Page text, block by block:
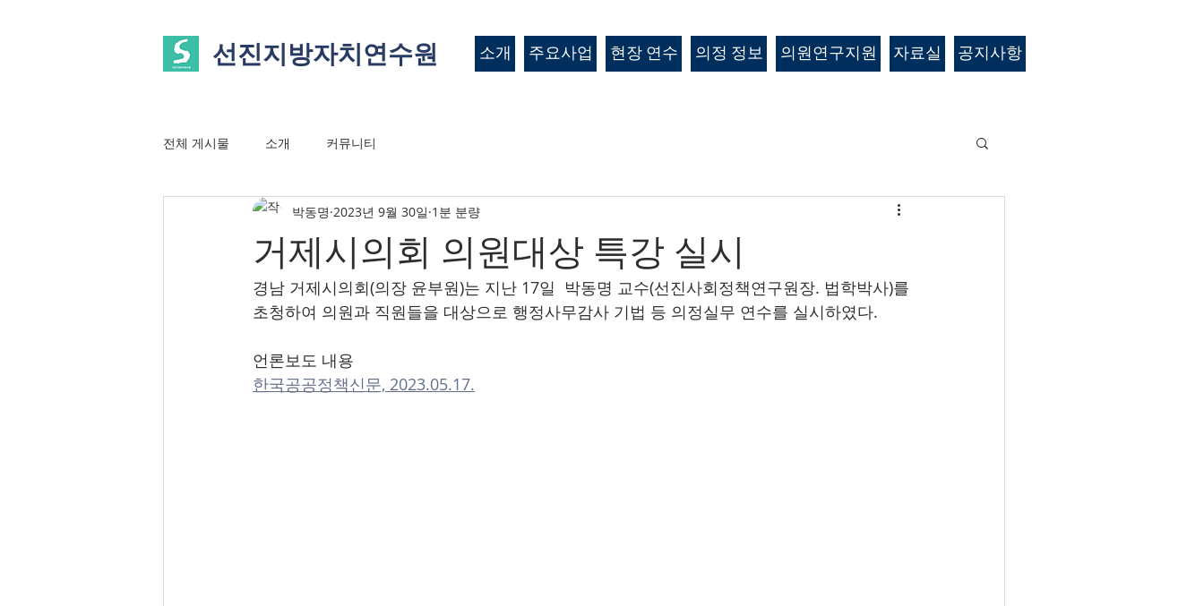
선진지방자치연수원 소개 주요사업 현장 연수 의정 정보 의원연구지원 자료실 공지사항
전체 게시물 소개 커뮤니티
거제시의회 의원대상 특강 실시
박동명 2023년 9월 30일 1분 분량
경남 거제시의회(의장 윤부원)는 지난 17일  박동명 교수(선진사회정책연구원장. 법학박사)를
초청하여 의원과 직원들을 대상으로 행정사무감사 기법 등 의정실무 연수를 실시하였다.
언론보도 내용
한국공공정책신문, 2023.05.17.